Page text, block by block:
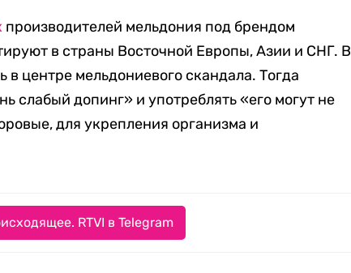
производителей мельдония под брендом
в страны Восточной Европы, Азии и СНГ. В
в центре мельдониевого скандала. Тогда
слабый допинг» и употреблять «его могут не
для укрепления организма и
RTVI в Telegram